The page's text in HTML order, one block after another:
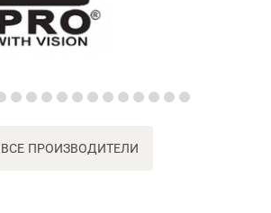
ВСЕ ПРОИЗВОДИТЕЛИ